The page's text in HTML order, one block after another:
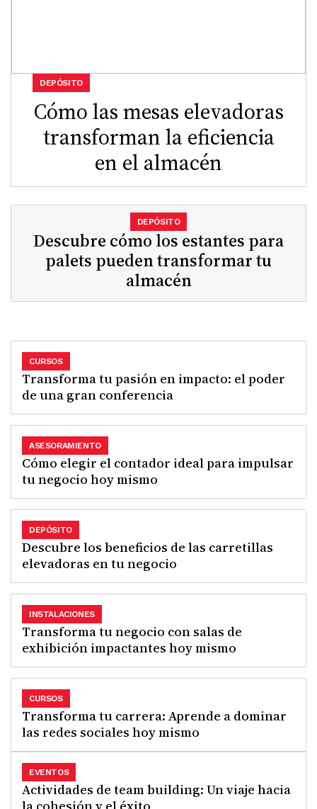
Cómo las mesas elevadoras
transforman la eficiencia
en el almacén
DEPÓSITO
Descubre cómo los estantes para
palets pueden transformar tu
almacén
DEPÓSITO
Transforma tu pasión en impacto: el poder
de una gran conferencia
CURSOS
Cómo elegir el contador ideal para impulsar
tu negocio hoy mismo
ASESORAMIENTO
Descubre los beneficios de las carretillas
elevadoras en tu negocio
DEPÓSITO
Transforma tu negocio con salas de
exhibición impactantes hoy mismo
INSTALACIONES
Transforma tu carrera: Aprende a dominar
las redes sociales hoy mismo
CURSOS
Actividades de team building: Un viaje hacia
EVENTOS